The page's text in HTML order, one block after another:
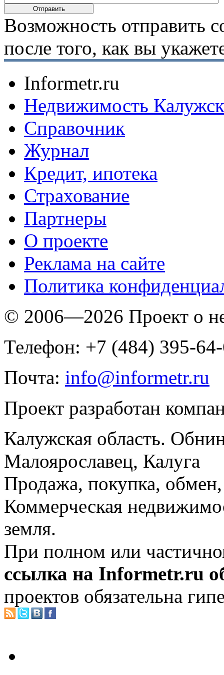
Возможность отправить
после того, как вы
Informetr.ru
Недвижимость
Справочник
Журнал
Кредит, ипотека
Страхование
Партнеры
O проекте
Реклама на сайте
Политика
© 2006—2026 Проект о
Телефон: +7 (484) 395-
Почта: info@informetr.ru
Проект разработан
Калужская область.
Малоярославец, Калуга
Продажа, покупка, обмен,
Коммерческая
земля.
При полном или
ссылка на Informetr.ru
проектов обязательна